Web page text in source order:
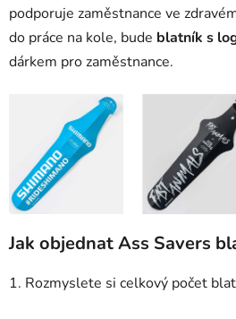
podporuje zaměstnance ve
do práce na kole, bude blatník s
dárkem pro zaměstnance.
Jak objednat Ass Savers
1. Rozmyslete si celkový počet